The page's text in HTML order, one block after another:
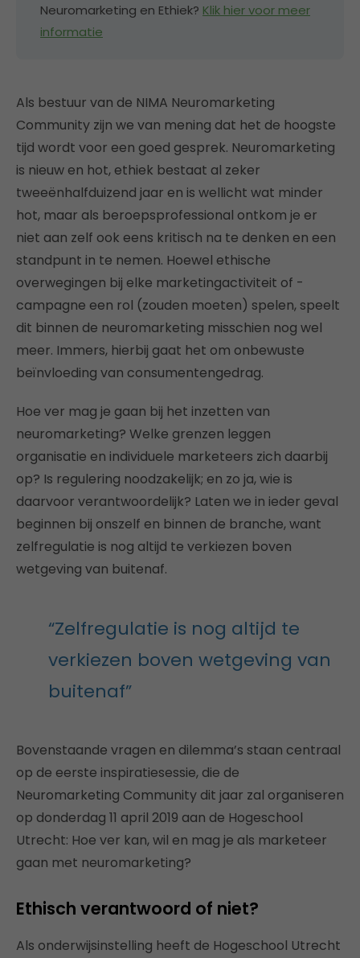
Neuromarketing en Ethiek? Klik hier voor meer
informatie
Als bestuur van de NIMA Neuromarketing
Community zijn we van mening dat het de hoogste
tijd wordt voor een goed gesprek. Neuromarketing
is nieuw en hot, ethiek bestaat al zeker
tweeënhalfduizend jaar en is wellicht wat minder
hot, maar als beroepsprofessional ontkom je er
niet aan zelf ook eens kritisch na te denken en een
standpunt in te nemen. Hoewel ethische
overwegingen bij elke marketingactiviteit of -
campagne een rol (zouden moeten) spelen, speelt
dit binnen de neuromarketing misschien nog wel
meer. Immers, hierbij gaat het om onbewuste
beïnvloeding van consumentengedrag.
Hoe ver mag je gaan bij het inzetten van
neuromarketing? Welke grenzen leggen
organisatie en individuele marketeers zich daarbij
op? Is regulering noodzakelijk; en zo ja, wie is
daarvoor verantwoordelijk? Laten we in ieder geval
beginnen bij onszelf en binnen de branche, want
zelfregulatie is nog altijd te verkiezen boven
wetgeving van buitenaf.
“Zelfregulatie is nog altijd te
verkiezen boven wetgeving van
buitenaf”
Bovenstaande vragen en dilemma’s staan centraal
op de eerste inspiratiesessie, die de
Neuromarketing Community dit jaar zal organiseren
op donderdag 11 april 2019 aan de Hogeschool
Utrecht: Hoe ver kan, wil en mag je als marketeer
gaan met neuromarketing?
Ethisch verantwoord of niet?
Als onderwijsinstelling heeft de Hogeschool Utrecht